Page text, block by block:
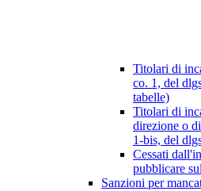
Titolari di
co. 1, del
tabelle)
Titolari di
direzione o
1-bis, del
Cessati
pubblicare
Sanzioni per